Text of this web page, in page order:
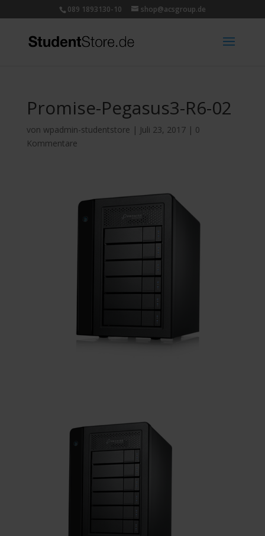
089 1893130-10 shop@acsgroup.de
Promise-Pegasus3-R6-02
von wpadmin-studentstore | Juli 23, 2017| 0
Kommentare